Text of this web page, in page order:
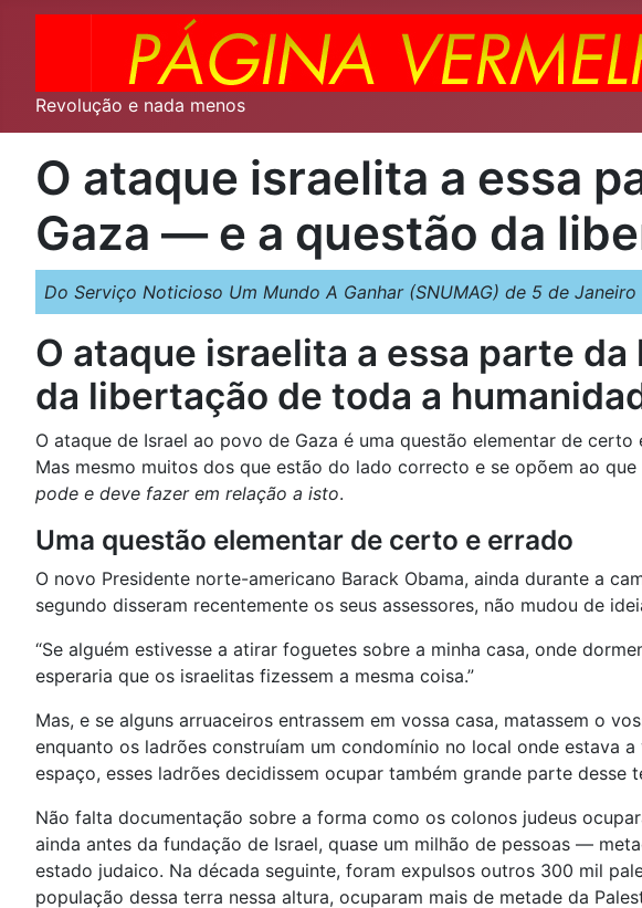
Revolução e nada menos
O ataque israelita a essa
Gaza — e a questão da
Do Serviço Noticioso Um Mundo A Ganhar (SNUMAG) de 5 de
O ataque israelita a essa parte
da libertação de toda a
O ataque de Israel ao povo de Gaza é uma questão elementar de
Mas mesmo muitos dos que estão do lado correcto e se opõem ao
pode e deve fazer em relação a isto.
Uma questão elementar de certo e errado
O novo Presidente norte-americano Barack Obama, ainda durante a
segundo disseram recentemente os seus assessores, não mudou de
“Se alguém estivesse a atirar foguetes sobre a minha casa, onde
esperaria que os israelitas fizessem a mesma coisa.”
Mas, e se alguns arruaceiros entrassem em vossa casa, matassem o
enquanto os ladrões construíam um condomínio no local onde estava
espaço, esses ladrões decidissem ocupar também grande parte desse
Não falta documentação sobre a forma como os colonos judeus
ainda antes da fundação de Israel, quase um milhão de pessoas —
estado judaico. Na década seguinte, foram expulsos outros 300 mil
população dessa terra nessa altura, ocuparam mais de metade da